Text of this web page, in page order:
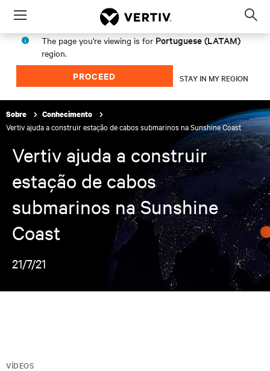
Menu
The page you're viewing is for Portuguese (LATAM)
region.
PROCEED STAY IN MY REGION
Sobre Conhecimento
Vertiv ajuda a construir estação de cabos submarinos na Sunshine Coast
Vertiv ajuda a construir
estação de cabos
submarinos na Sunshine
Coast
21/7/21
VÍDEOS